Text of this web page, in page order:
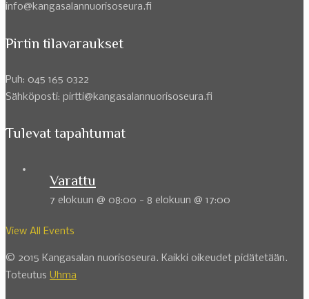
info@kangasalannuorisoseura.fi
Pirtin tilavaraukset
Puh: 045 165 0322
Sähköposti: pirtti@kangasalannuorisoseura.fi
Tulevat tapahtumat
Varattu
7 elokuun @ 08:00 - 8 elokuun @ 17:00
View All Events
© 2015 Kangasalan nuorisoseura. Kaikki oikeudet pidätetään.
Toteutus Uhma